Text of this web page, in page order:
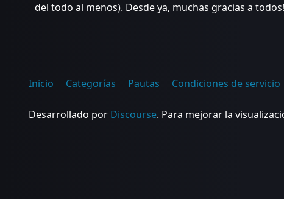
del todo al menos). Desde ya, muchas gracias a todos!
Inicio Categorías Pautas Condiciones de servicio
Desarrollado por Discourse. Para mejorar la